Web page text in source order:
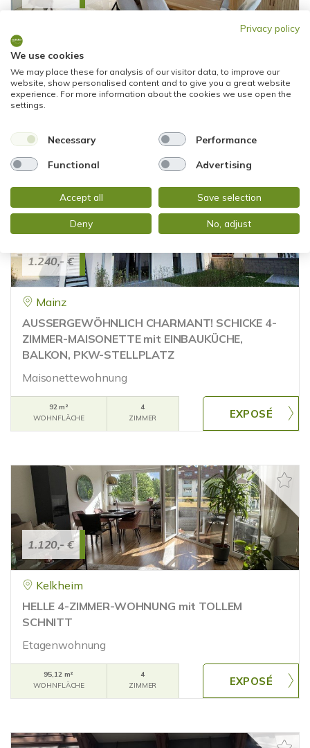
MODERNES REIHENMITTELHAUS IN RUHIGER
WOHNLAGE
Reihenmittelhaus
WOHNFLÄCHE
1.240,- €
Mainz
AUSSERGEWÖHNLICH CHARMANT! SCHICKE 4-
ZIMMER-MAISONETTE mit EINBAUKÜCHE,
BALKON, PKW-STELLPLATZ
Maisonettewohnung
92 m²
WOHNFLÄCHE
4
ZIMMER
1.120,- €
Kelkheim
HELLE 4-ZIMMER-WOHNUNG mit TOLLEM
SCHNITT
Etagenwohnung
95,12 m²
WOHNFLÄCHE
4
ZIMMER
Privacy policy
We use cookies
We may place these for analysis of our visitor data, to improve our
website, show personalised content and to give you a great website
experience. For more information about the cookies we use open the
settings.
Necessary Performance
Functional Advertising
Accept all Save selection
Deny No, adjust